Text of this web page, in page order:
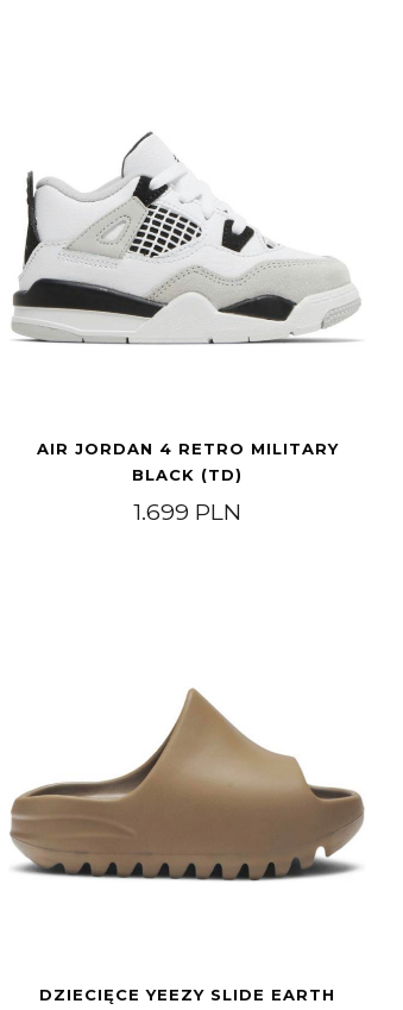
AIR JORDAN 4 RETRO MILITARY
BLACK (TD)
1.699 PLN
DZIECIĘCE YEEZY SLIDE EARTH